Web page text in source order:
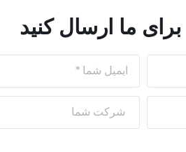
ما ارسال کنید